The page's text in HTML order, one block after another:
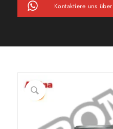
Kontaktiere uns